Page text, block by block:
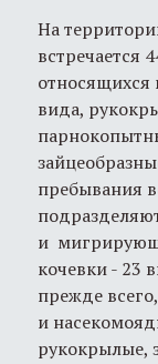
На
встречается
относящихся
вида,
пребывания
и
кочевки - 23
прежде
и
рукокрылые,